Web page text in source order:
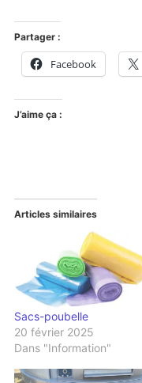
Partager :
Facebook
J’aime ça :
Articles similaires
Sacs-poubelle
20 février 2025
Dans "Information"